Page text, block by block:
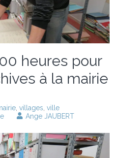
heures pour
à la mairie
villages ville
Ange JAUBERT